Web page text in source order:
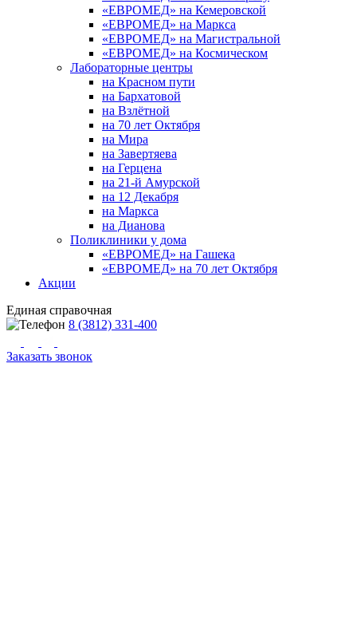
«ЕВРОМЕД» на Кемеровской
«ЕВРОМЕД» на Маркса
«ЕВРОМЕД» на Магистральной
«ЕВРОМЕД» на Космическом
Лабораторные центры
на Красном пути
на Бархатовой
на Взлётной
на 70 лет Октября
на Мира
на Завертяева
на Герцена
на 21-й Амурской
на 12 Декабря
на Маркса
на Дианова
Поликлиники у дома
«ЕВРОМЕД» на Гашека
«ЕВРОМЕД» на 70 лет Октября
Акции
Единая справочная
8 (3812) 331-400
Заказать звонок